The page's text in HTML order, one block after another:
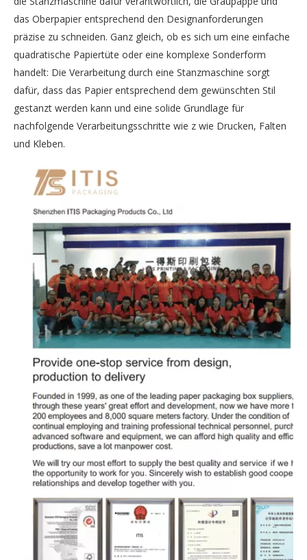
das Oberpapier entsprechend den Designanforderungen
präzise zu schneiden. Ganz gleich, ob es sich um eine einfache
quadratische Papiertüte oder eine komplexe Sonderform
handelt: Die Verarbeitung durch eine Stanzmaschine sorgt
dafür, dass das Papier entsprechend dem gewünschten Stil
gestanzt werden kann und eine solide Grundlage für
nachfolgende Verarbeitungsschritte wie z wie Drucken, Falten
und Kleben.